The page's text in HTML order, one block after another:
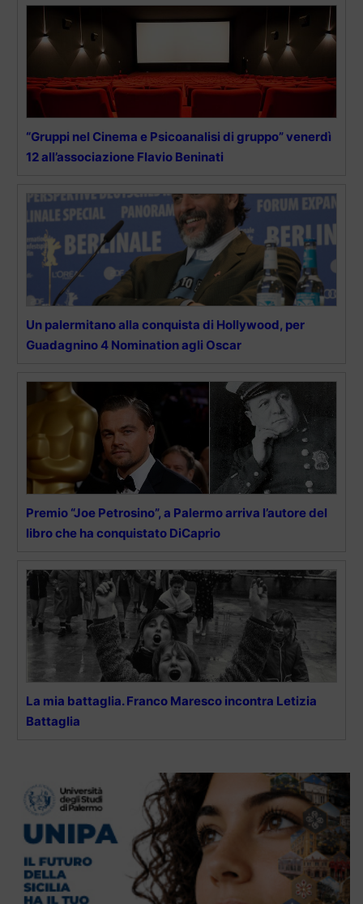
“Gruppi nel Cinema e Psicoanalisi di gruppo” venerdì
12 all’associazione Flavio Beninati
Un palermitano alla conquista di Hollywood, per
Guadagnino 4 Nomination agli Oscar
Premio “Joe Petrosino”, a Palermo arriva l’autore del
libro che ha conquistato DiCaprio
La mia battaglia. Franco Maresco incontra Letizia
Battaglia